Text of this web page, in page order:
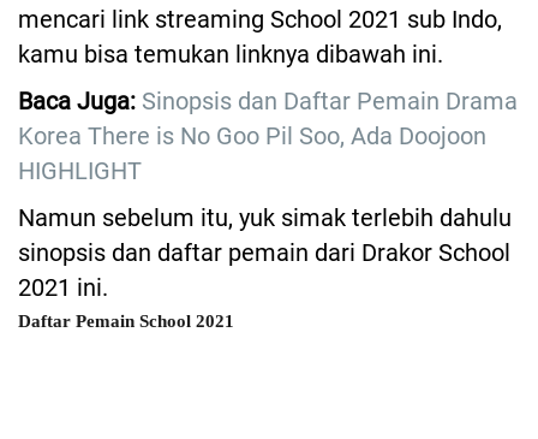
mencari link streaming School 2021 sub Indo,
kamu bisa temukan linknya dibawah ini.
Baca Juga: Sinopsis dan Daftar Pemain Drama
Korea There is No Goo Pil Soo, Ada Doojoon
HIGHLIGHT
Namun sebelum itu, yuk simak terlebih dahulu
sinopsis dan daftar pemain dari Drakor School
2021 ini.
Daftar Pemain School 2021